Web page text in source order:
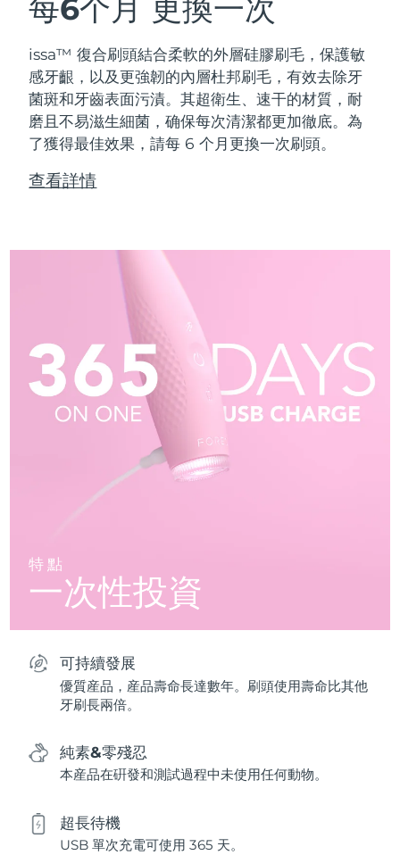
每6个月 更換一次
issa™ 復合刷頭結合柔軟的外層硅膠刷毛，保護敏
感牙齦，以及更強韌的內層杜邦刷毛，有效去除牙
菌斑和牙齒表面污漬。其超衛生、速干的材質，耐
磨且不易滋生細菌，确保每次清潔都更加徹底。為
了獲得最佳效果，請每 6 个月更換一次刷頭。
查看詳情
特點
一次性投資
可持續發展
優質産品，産品壽命長達數年。刷頭使用壽命比其他
牙刷長兩倍。
純素&零殘忍
本産品在硏發和測試過程中未使用任何動物。
超長待機
USB 單次充電可使用 365 天。